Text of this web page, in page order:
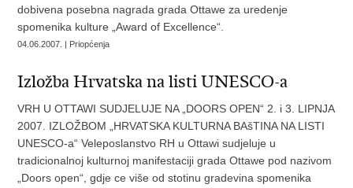
dobivena posebna nagrada grada Ottawe za uredenje
spomenika kulture „Award of Excellence“.
04.06.2007. | Priopćenja
Izložba Hrvatska na listi UNESCO-a
VRH U OTTAWI SUDJELUJE NA „DOORS OPEN“ 2. i 3. LIPNJA
2007. IZLOŽBOM „HRVATSKA KULTURNA BAšTINA NA LISTI
UNESCO-a“ Veleposlanstvo RH u Ottawi sudjeluje u
tradicionalnoj kulturnoj manifestaciji grada Ottawe pod nazivom
„Doors open“, gdje ce više od stotinu gradevina spomenika